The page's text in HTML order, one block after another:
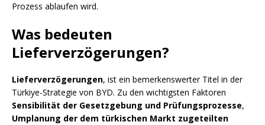
Prozess ablaufen wird.
Was bedeuten
Lieferverzögerungen?
Lieferverzögerungen, ist ein bemerkenswerter Titel in der
Türkiye-Strategie von BYD. Zu den wichtigsten Faktoren
Sensibilität der Gesetzgebung und Prüfungsprozesse,
Umplanung der dem türkischen Markt zugeteilten